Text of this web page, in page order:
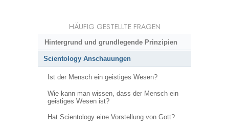
HÄUFIG GESTELLTE FRAGEN
Hintergrund und grundlegende Prinzipien
Scientology Anschauungen
Ist der Mensch ein geistiges Wesen?
Wie kann man wissen, dass der Mensch ein
geistiges Wesen ist?
Hat Scientology eine Vorstellung von Gott?